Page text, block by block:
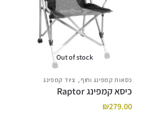
Out of stock
כסאות קמפינג וחוף, ציוד קמפינג
כיסא קמפינג Raptor
₪279.00